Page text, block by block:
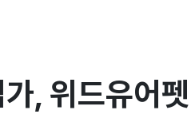
, 위드유어